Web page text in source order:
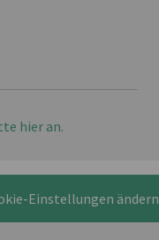
hier an.
Einstellungen ändern